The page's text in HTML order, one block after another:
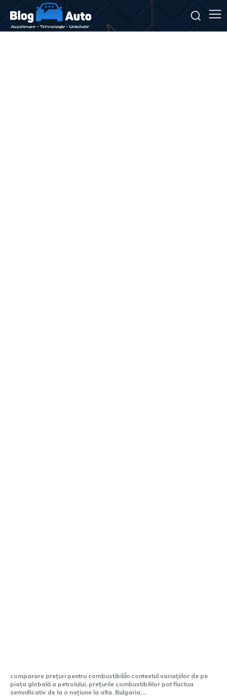
comparare prețuri pentru combustibiliÎn contextul variațiilor de pe
piața globală a petrolului, prețurile combustibililor pot fluctua
semnificativ de la o națiune la alta. Bulgaria,...